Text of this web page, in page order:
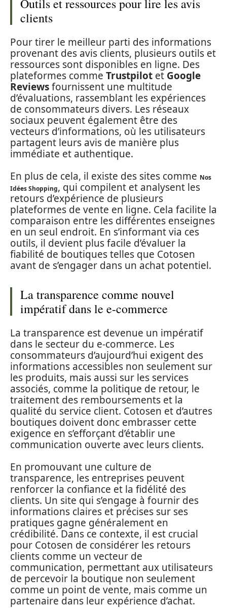
Outils et ressources pour lire les avis
clients
Pour tirer le meilleur parti des informations
provenant des avis clients, plusieurs outils et
ressources sont disponibles en ligne. Des
plateformes comme Trustpilot et Google
Reviewsfournissent une multitude
d’évaluations, rassemblant les expériences
de consommateurs divers. Les réseaux
sociaux peuvent également être des
vecteurs d’informations, où les utilisateurs
partagent leurs avis de manière plus
immédiate et authentique.
En plus de cela, il existe des sites comme Nos
Idées Shopping, qui compilent et analysent les
retours d’expérience de plusieurs
plateformes de vente en ligne. Cela facilite la
comparaison entre les différentes enseignes
en un seul endroit. En s’informant via ces
outils, il devient plus facile d’évaluer la
fiabilité de boutiques telles que Cotosen
avant de s’engager dans un achat potentiel.
La transparence comme nouvel
impératif dans le e-commerce
La transparence est devenue un impératif
dans le secteur du e-commerce. Les
consommateurs d’aujourd’hui exigent des
informations accessibles non seulement sur
les produits, mais aussi sur les services
associés, comme la politique de retour, le
traitement des remboursements et la
qualité du service client. Cotosen et d’autres
boutiques doivent donc embrasser cette
exigence en s’efforçant d’établir une
communication ouverte avec leurs clients.
En promouvant une culture de
transparence, les entreprises peuvent
renforcer la confiance et la fidélité des
clients. Un site qui s’engage à fournir des
informations claires et précises sur ses
pratiques gagne généralement en
crédibilité. Dans ce contexte, il est crucial
pour Cotosen de considérer les retours
clients comme un vecteur de
communication, permettant aux utilisateurs
de percevoir la boutique non seulement
comme un point de vente, mais comme un
partenaire dans leur expérience d’achat.